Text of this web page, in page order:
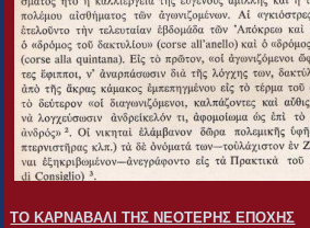
ΤΟ ΚΑΡΝΑΒΑΛΙ ΤΗΣ ΝΕΟΤΕΡΗΣ ΕΠΟΧΗΣ